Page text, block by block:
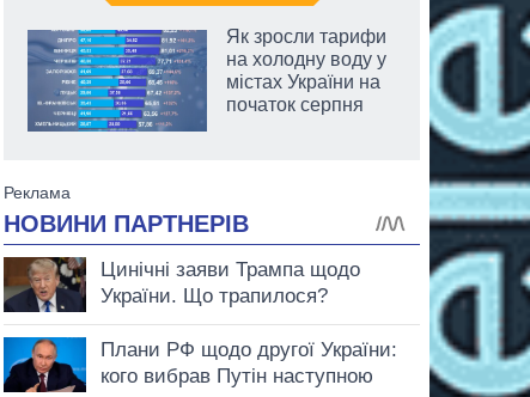
Як зросли тарифи
на холодну воду у
містах України на
початок серпня